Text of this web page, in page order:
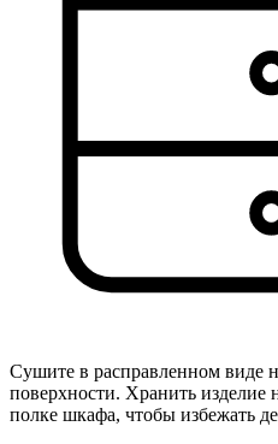
Сушите в расправленном виде
поверхности. Хранить
полке шкафа, чтобы избежать